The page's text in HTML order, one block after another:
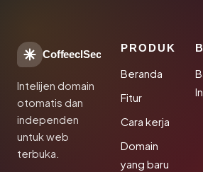
CoffeeclSec
Intelijen domain
otomatis dan
independen
untuk web
terbuka.
PRODUK
Beranda
Fitur
Cara kerja
Domain
yang baru